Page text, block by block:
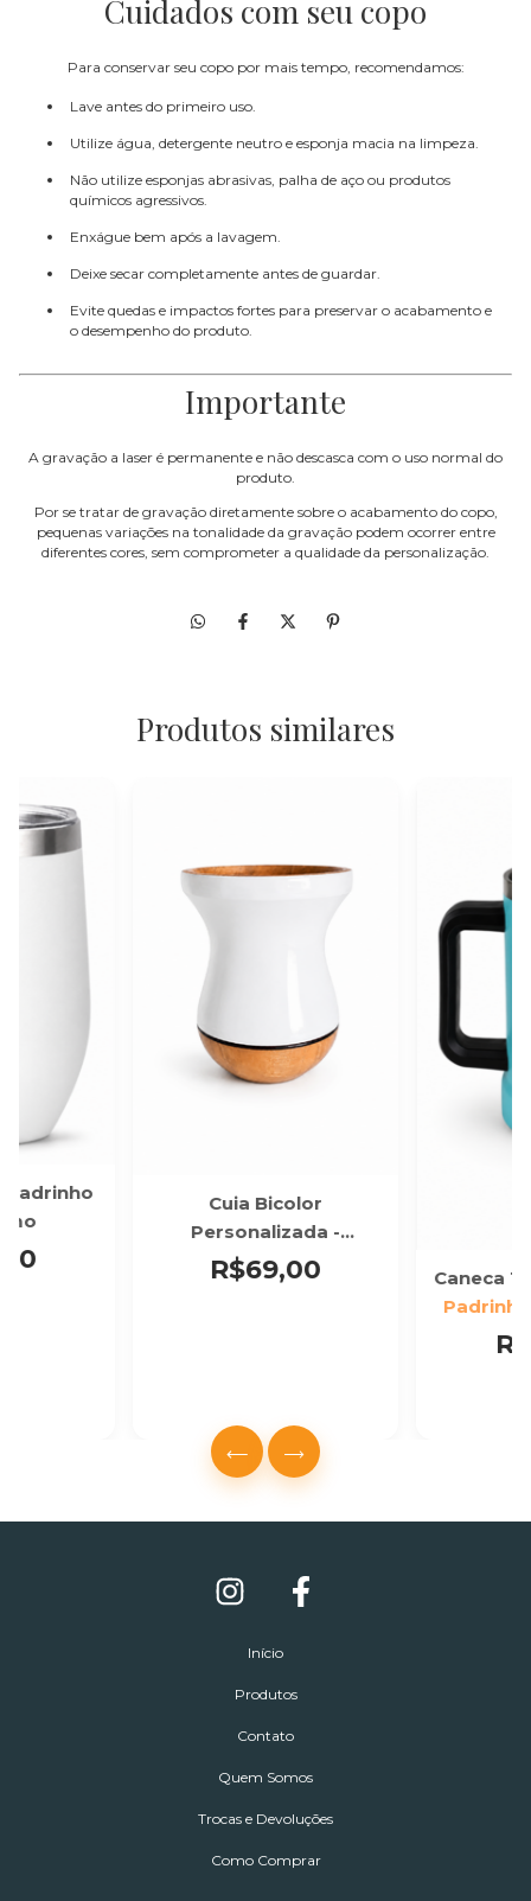
Cuidados com seu copo
Para conservar seu copo por mais tempo, recomendamos:
Lave antes do primeiro uso.
Utilize água, detergente neutro e esponja macia na limpeza.
Não utilize esponjas abrasivas, palha de aço ou produtos
químicos agressivos.
Enxágue bem após a lavagem.
Deixe secar completamente antes de guardar.
Evite quedas e impactos fortes para preservar o acabamento e
o desempenho do produto.
Importante
A gravação a laser é permanente e não descasca com o uso normal do
produto.
Por se tratar de gravação diretamente sobre o acabamento do copo,
pequenas variações na tonalidade da gravação podem ocorrer entre
diferentes cores, sem comprometer a qualidade da personalização.
Produtos similares
Padrinho
Cuia Bicolor
Personalizada -
Padrinhos de Batismo
R$69,00
Caneca
Início
Produtos
Contato
Quem Somos
Trocas e Devoluções
Como Comprar